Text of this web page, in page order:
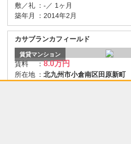
敷／礼 ： -／ 1ヶ月
築年月
： 2014年2月
カサブランカフィールド
賃貸マンション
賃料 ：8.0万円
所在地 ： 北九州市小倉南区田原新町